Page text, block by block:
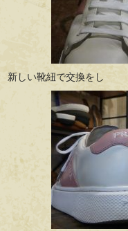
新しい靴紐で交換をし